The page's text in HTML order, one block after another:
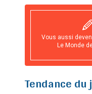
Vous aussi
Le Monde
Tendance du